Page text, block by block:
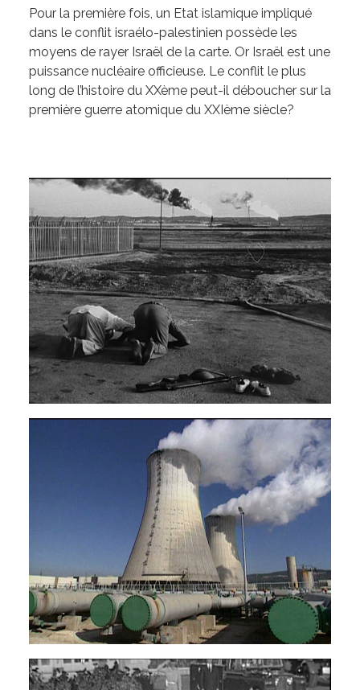
Pour la première fois, un Etat islamique impliqué
dans le conflit israélo-palestinien possède les
moyens de rayer Israël de la carte. Or Israël est une
puissance nucléaire officieuse. Le conflit le plus
long de l’histoire du XXème peut-il déboucher sur la
première guerre atomique du XXIème siècle?